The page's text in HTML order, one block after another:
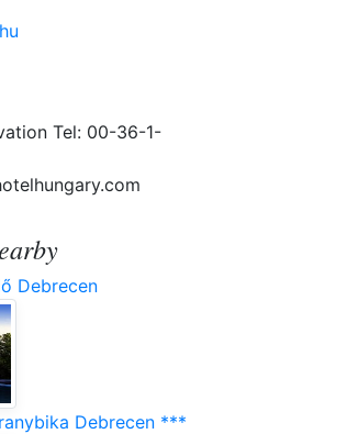
Tel: 00-36-1-
Debrecen
Debrecen ***